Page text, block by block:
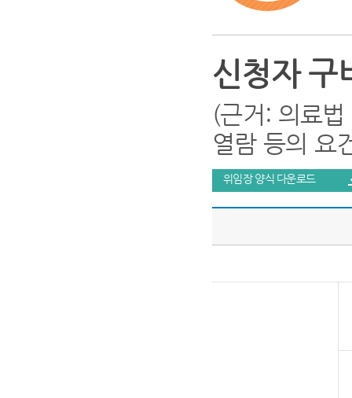
신청자 구
(근거: 의료
열람 등의
위임장 양식 다운로드